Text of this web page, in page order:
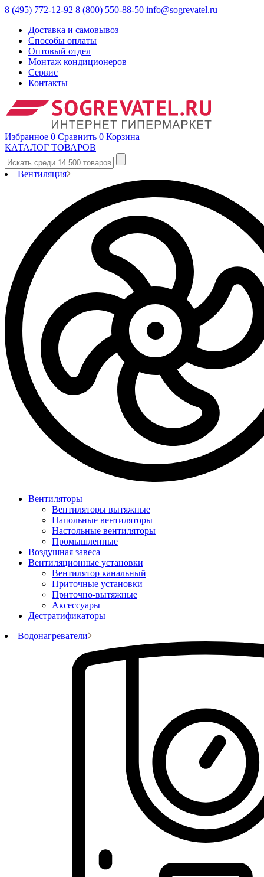
8 (495) 772-12-92 8 (800) 550-88-50 info@sogrevatel.ru
Доставка и самовывоз
Способы оплаты
Оптовый отдел
Монтаж кондиционеров
Сервис
Контакты
Избранное 0 Сравнить 0 Корзина
КАТАЛОГ ТОВАРОВ
Вентиляция
Вентиляторы
Вентиляторы вытяжные
Напольные вентиляторы
Настольные вентиляторы
Промышленные
Воздушная завеса
Вентиляционные установки
Вентилятор канальный
Приточные установки
Приточно-вытяжные
Аксессуары
Дестратификаторы
Водонагреватели